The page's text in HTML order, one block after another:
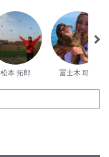
松本 拓郎 冨士木 耶奈